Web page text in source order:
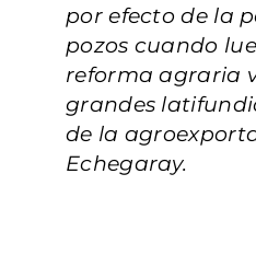
por efecto de la
pozos cuando
reforma agraria
grandes
de la
Echegaray.